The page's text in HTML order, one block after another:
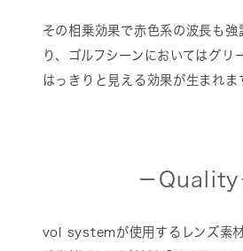
その相乗効果で赤色系の波長も強
り、ゴルフシーンにおいてはグリ
はっきりと見える効果が生まれま
－Quality
vol systemが使用するレンズ素